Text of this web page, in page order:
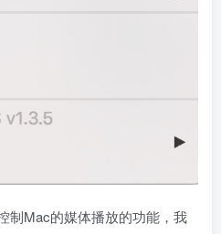
制Mac的媒体播放的功能，我